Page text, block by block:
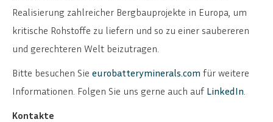
Realisierung zahlreicher Bergbauprojekte in Europa, um
kritische Rohstoffe zu liefern und so zu einer saubereren
und gerechteren Welt beizutragen.
Bitte besuchen Sie eurobatteryminerals.com für weitere
Informationen. Folgen Sie uns gerne auch auf LinkedIn
Kontakte